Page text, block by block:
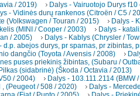
/ 2019)
Dalys - Vairuotojo Durys
- Vidinės durų rankenos (Citroën / C5 /
(Volkswagen / Touran / 2015)
Dalys -
(MINI / Cooper / 2003)
Dalys -
/ 2005)
Dalys - Kablys (Chrysler /
d.p. abejos durys, pr sparnas, pr zibintas,
dangčio (Toyota / Avensis / 2008)
puses priekinis žibintas, (Subaru /
(sidabrinė) (Škoda / Octavia / 2013)
/ 2004)
Dalys - 103.111.2114 (BMW
(Peugeot / 508 / 2020)
Dalys -